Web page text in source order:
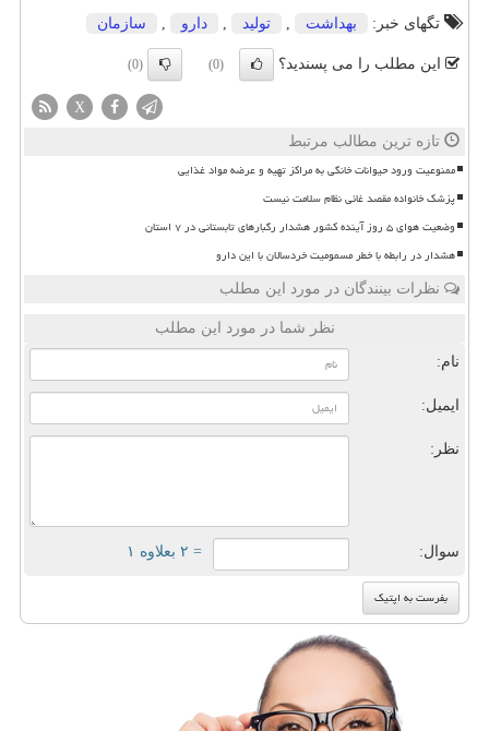
تگهای خبر:
بهداشت تولید دارو سازمان
این مطلب را می پسندید؟ (0)
(0)
X
تازه ترین مطالب مرتبط
ممنوعیت ورود حیوانات خانگی به مراکز تهیه و عرضه مواد غذایی
پزشک خانواده مقصد غائی نظام سلامت نیست
وضعیت هوای ۵ روز آینده کشور هشدار رگبارهای تابستانی در ۷ استان
هشدار در رابطه با خطر مسمومیت خردسالان با این دارو
نظرات بینندگان در مورد این مطلب
نظر شما در مورد این مطلب
نام:
ایمیل:
نظر:
سوال: = ۲ بعلاوه ۱